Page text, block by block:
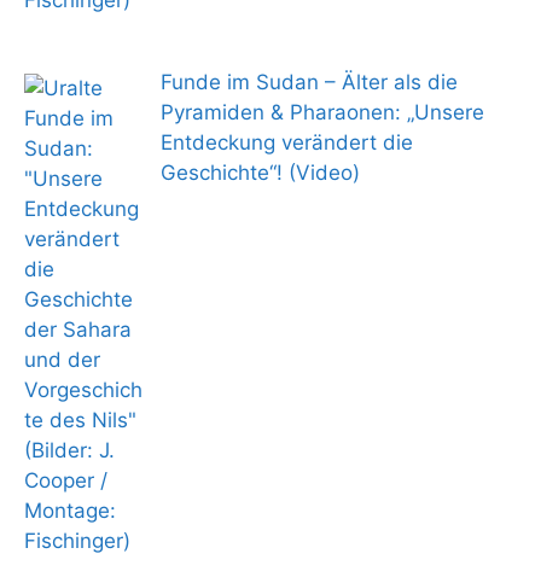
Funde im Sudan – Älter als die
Pyramiden & Pharaonen: „Unsere
Entdeckung verändert die
Geschichte“! (Video)